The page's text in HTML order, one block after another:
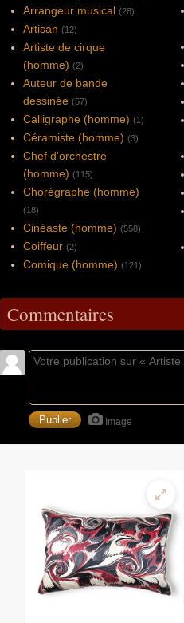
Arrangeur musical (28)
Artisan (12)
Artiste de cirque
(homme) (2)
Auteur de bande
dessinée (57)
Calligraphe (homme) (1)
Céramiste (homme) (3)
Chef d'orchestre
(homme) (115)
Chorégraphe (homme)
(18)
Cinéaste (homme) (558)
Coiffeur (2)
Comique (homme) (121)
Commentaires
Image